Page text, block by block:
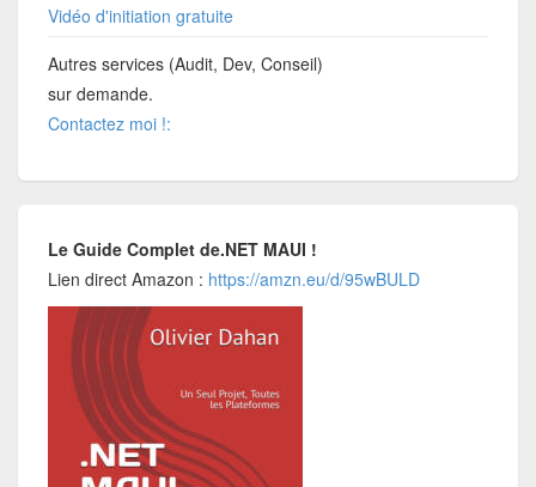
Vidéo d'initiation gratuite
Autres services (Audit, Dev, Conseil)
sur demande.
Contactez moi !:
Le Guide Complet de.NET MAUI !
Lien direct Amazon : https://amzn.eu/d/95wBULD